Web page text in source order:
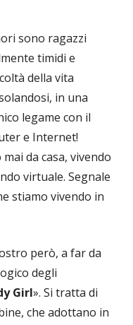
sono ragazzi
timidi e
della vita
in una
legame con il
e Internet!
da casa, vivendo
virtuale. Segnale
stiamo vivendo in
però, a far da
degli
Girl». Si tratta di
che adottano in